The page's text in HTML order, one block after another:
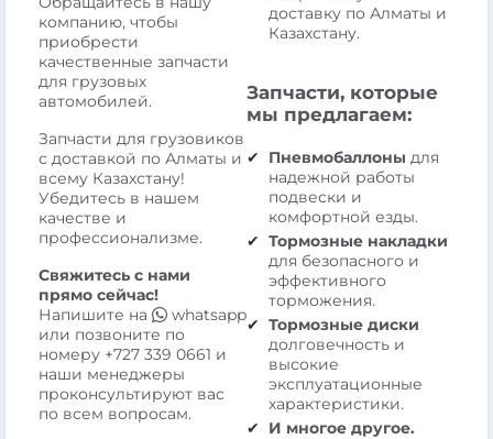
компанию, чтобы
приобрести
качественные запчасти
для грузовых
автомобилей.
Запчасти для грузовиков
с доставкой по Алматы и
всему Казахстану!
Убедитесь в нашем
качестве и
профессионализме.
Свяжитесь с нами
прямо сейчас!
Напишите на
whatsapp
или позвоните по
номеру +727 339 0661 и
наши менеджеры
проконсультируют вас
по всем вопросам.
доставку по Алматы и
Казахстану.
Запчасти, которые
мы предлагаем:
Пневмобаллоны для
надежной работы
подвески и
комфортной езды.
Тормозные накладки
для безопасного и
эффективного
торможения.
Тормозные диски
долговечность и
высокие
эксплуатационные
характеристики.
И многое другое.